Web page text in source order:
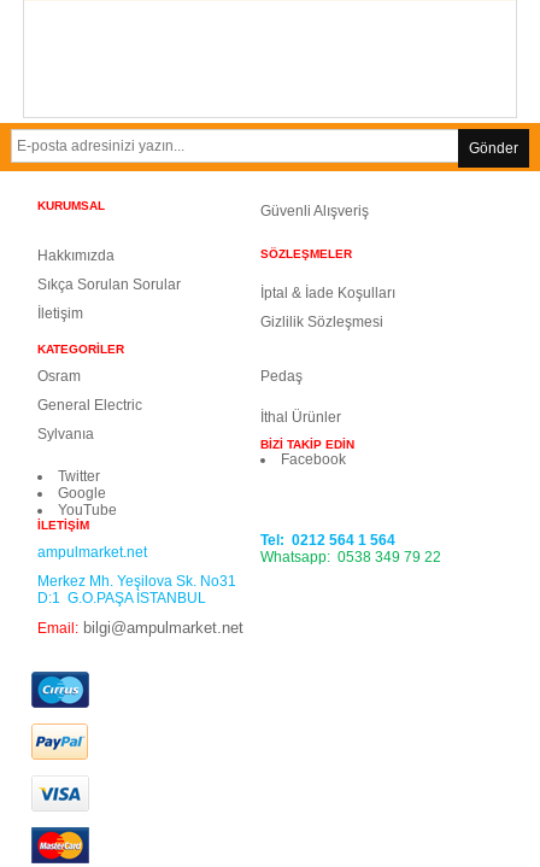
Gönder
KURUMSAL Güvenli Alışveriş
Hakkımızda
Sıkça Sorulan Sorular
İletişim
SÖZLEŞMELER
İptal & İade Koşulları
Gizlilik Sözleşmesi
KATEGORİLER
Osram
General Electric
Sylvanıa
Pedaş
İthal Ürünler
BİZİ TAKİP EDİN
Facebook
Twitter
Google
YouTube
İLETİŞİM
ampulmarket.net
Merkez Mh. Yeşilova Sk. No31
D:1 G.O.PAŞA İSTANBUL
Email: bilgi@ampulmarket.net
Tel: 0212 564 1 564
Whatsapp: 0538 349 79 22